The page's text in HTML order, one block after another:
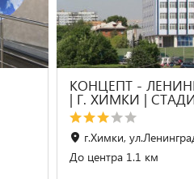
КОНЦЕПТ -
| Г. ХИМКИ |
г.Химки,
До центра 1.1 км